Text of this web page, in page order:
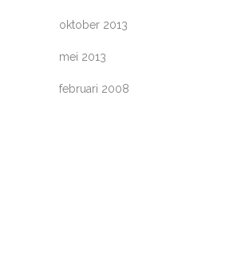
oktober 2013
mei 2013
februari 2008